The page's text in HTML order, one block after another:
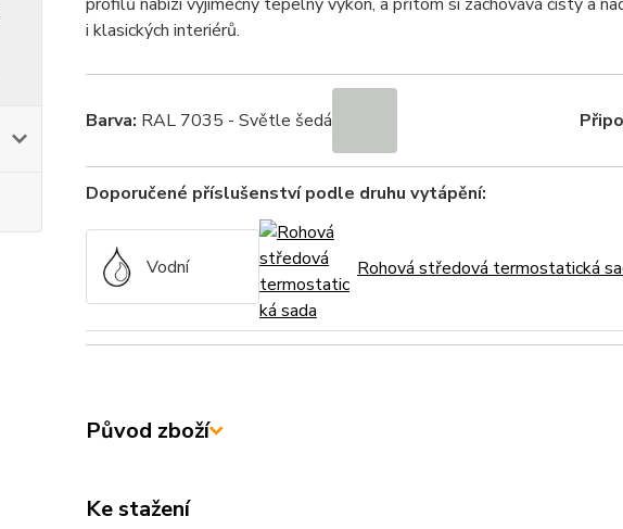
i klasických interiérů.
Barva: RAL 7035 - Světle šedá
Doporučené příslušenství podle druhu vytápění:
Vodní Rohová středová termostatická
Původ zboží
Ke stažení